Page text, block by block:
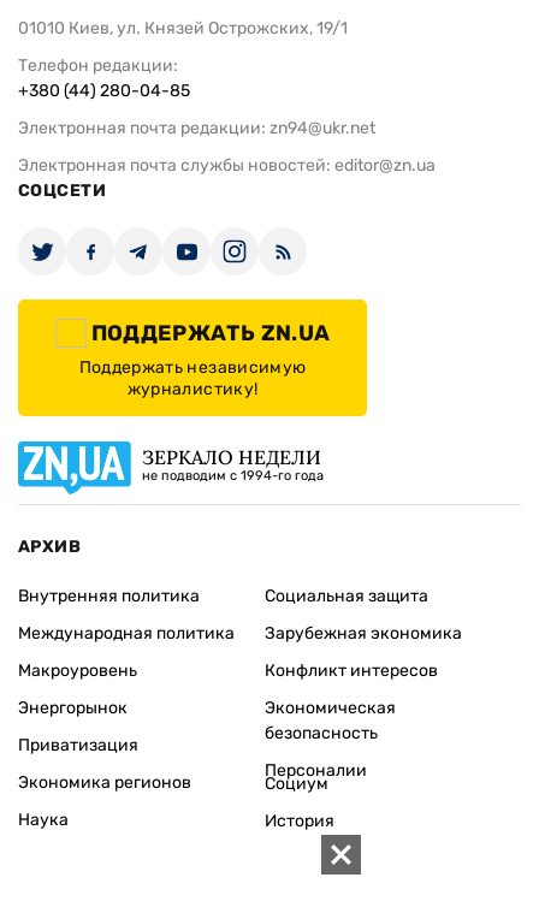
01010 Киев, ул. Князей Острожских, 19/1
Телефон редакции:
+380 (44) 280-04-85
Электронная почта редакции: zn94@ukr.net
Электронная почта службы новостей: editor@zn.ua
СОЦСЕТИ
ПОДДЕРЖАТЬ ZN.UA
Поддержать независимую
журналистику!
ЗЕРКАЛО НЕДЕЛИ
не подводим с 1994-го года
АРХИВ
Внутренняя политика
Международная политика
Макроуровень
Энергорынок
Приватизация
Экономика регионов
Социальная защита
Зарубежная экономика
Конфликт интересов
Экономическая
безопасность
Персоналии
Наука
Социум
История
Круг семьи